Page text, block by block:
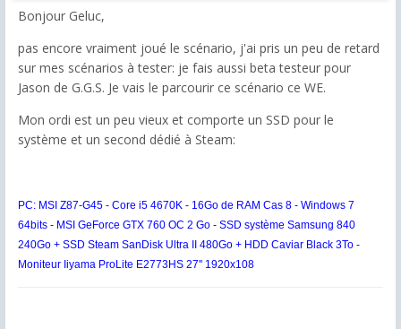
Bonjour Geluc,
pas encore vraiment joué le scénario, j'ai pris un peu de retard
sur mes scénarios à tester: je fais aussi beta testeur pour
Jason de G.G.S. Je vais le parcourir ce scénario ce WE.
Mon ordi est un peu vieux et comporte un SSD pour le
système et un second dédié à Steam:
PC: MSI Z87-G45 - Core i5 4670K - 16Go de RAM Cas 8 - Windows 7
64bits - MSI GeForce GTX 760 OC 2 Go - SSD système Samsung 840
240Go + SSD Steam SanDisk Ultra II 480Go + HDD Caviar Black 3To -
Moniteur Iiyama ProLite E2773HS 27'' 1920x108